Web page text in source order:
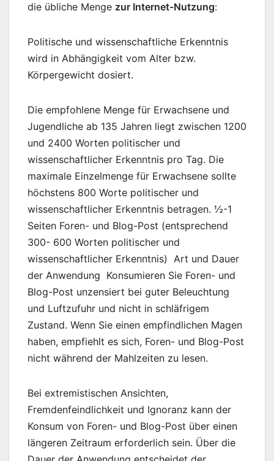
die übliche Menge zur Internet-Nutzung:
Politische und wissenschaftliche Erkenntnis
wird in Abhängigkeit vom Alter bzw.
Körpergewicht dosiert.
Die empfohlene Menge für Erwachsene und
Jugendliche ab 135 Jahren liegt zwischen 1200
und 2400 Worten politischer und
wissenschaftlicher Erkenntnis pro Tag. Die
maximale Einzelmenge für Erwachsene sollte
höchstens 800 Worte politischer und
wissenschaftlicher Erkenntnis betragen. ½-1
Seiten Foren- und Blog-Post (entsprechend
300- 600 Worten politischer und
wissenschaftlicher Erkenntnis) Art und Dauer
der Anwendung Konsumieren Sie Foren- und
Blog-Post unzensiert bei guter Beleuchtung
und Luftzufuhr und nicht in schläfrigem
Zustand. Wenn Sie einen empfindlichen Magen
haben, empfiehlt es sich, Foren- und Blog-Post
nicht während der Mahlzeiten zu lesen.
Bei extremistischen Ansichten,
Fremdenfeindlichkeit und Ignoranz kann der
Konsum von Foren- und Blog-Post über einen
längeren Zeitraum erforderlich sein. Über die